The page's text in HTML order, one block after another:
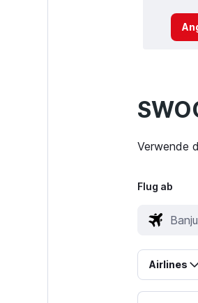
Verwende
Flug ab
Airlines